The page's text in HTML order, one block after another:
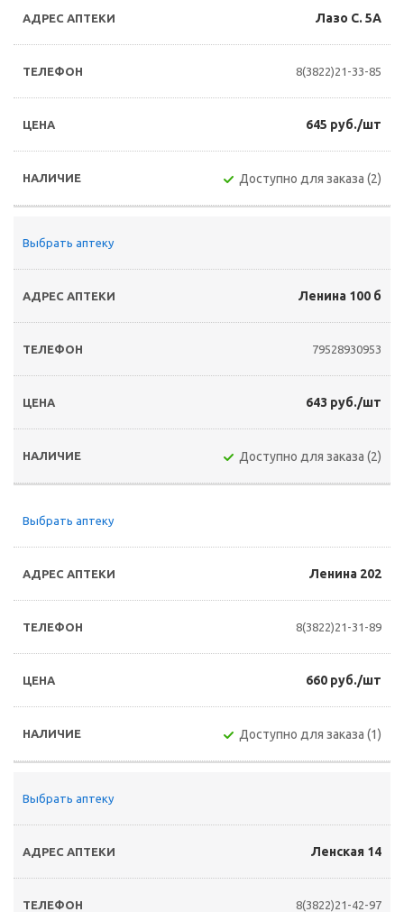
Лазо С. 5А
8(3822)21-33-85
645 руб./шт
Доступно для заказа (2)
Выбрать аптеку
Ленина 100 б
79528930953
643 руб./шт
Доступно для заказа (2)
Выбрать аптеку
Ленина 202
8(3822)21-31-89
660 руб./шт
Доступно для заказа (1)
Выбрать аптеку
Ленская 14
8(3822)21-42-97